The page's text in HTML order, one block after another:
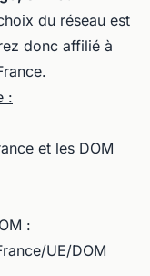
du réseau est
donc affilié à
:
et les DOM
:
UE/DOM